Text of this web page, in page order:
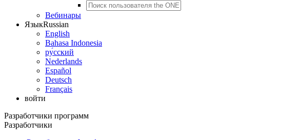
Вебинары
ЯзыкRussian
English
Bahasa Indonesia
ру́сский
Nederlands
Español
Deutsch
Français
войти
Разработчики программ
Разработчики